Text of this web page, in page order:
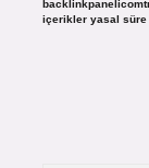
içerikler yasal süre